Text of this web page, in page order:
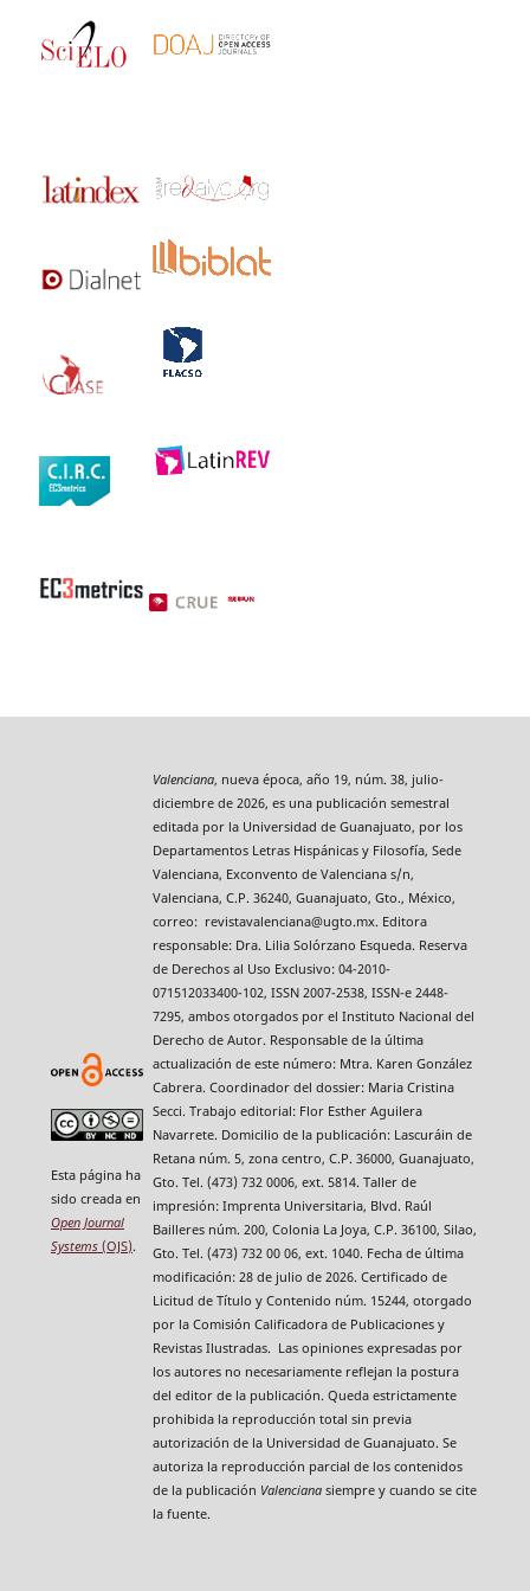
Esta página ha
sido creada en
Open Journal
Systems(OJS).
Valenciana, nueva época, año 19, núm. 38, julio-
diciembre de 2026, es una publicación semestral
editada por la Universidad de Guanajuato, por los
Departamentos Letras Hispánicas y Filosofía, Sede
Valenciana, Exconvento de Valenciana s/n,
Valenciana, C.P. 36240, Guanajuato, Gto., México,
correo: revistavalenciana@ugto.mx. Editora
responsable: Dra. Lilia Solórzano Esqueda. Reserva
de Derechos al Uso Exclusivo: 04-2010-
071512033400-102, ISSN 2007-2538, ISSN-e 2448-
7295, ambos otorgados por el Instituto Nacional del
Derecho de Autor. Responsable de la última
actualización de este número: Mtra. Karen González
Cabrera. Coordinador del dossier: Maria Cristina
Secci. Trabajo editorial: Flor Esther Aguilera
Navarrete. Domicilio de la publicación: Lascuráin de
Retana núm. 5, zona centro, C.P. 36000, Guanajuato,
Gto. Tel. (473) 732 0006, ext. 5814. Taller de
impresión: Imprenta Universitaria, Blvd. Raúl
Bailleres núm. 200, Colonia La Joya, C.P. 36100, Silao,
Gto. Tel. (473) 732 00 06, ext. 1040. Fecha de última
modificación: 28 de julio de 2026. Certificado de
Licitud de Título y Contenido núm. 15244, otorgado
por la Comisión Calificadora de Publicaciones y
Revistas Ilustradas. Las opiniones expresadas por
los autores no necesariamente reflejan la postura
del editor de la publicación. Queda estrictamente
prohibida la reproducción total sin previa
autorización de la Universidad de Guanajuato. Se
autoriza la reproducción parcial de los contenidos
de la publicación Valencianasiempre y cuando se cite
la fuente.